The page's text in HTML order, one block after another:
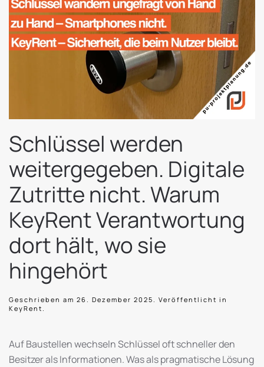
Schlüssel werden
weitergegeben. Digitale
Zutritte nicht. Warum
KeyRent Verantwortung
dort hält, wo sie
hingehört
Geschrieben am 26. Dezember 2025
. Veröffentlicht in
KeyRent
Auf Baustellen wechseln Schlüssel oft schneller den
Besitzer als Informationen. Was als pragmatische Lösung